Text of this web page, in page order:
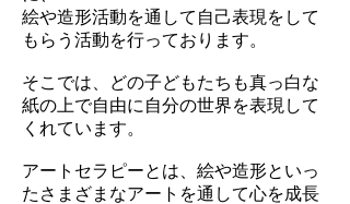
絵や造形活動を通して自己表現をして
もらう活動を行っております。
そこでは、どの子どもたちも真っ白な
紙の上で自由に自分の世界を表現して
くれています。
アートセラピーとは、絵や造形といっ
たさまざまなアートを通して心を成長